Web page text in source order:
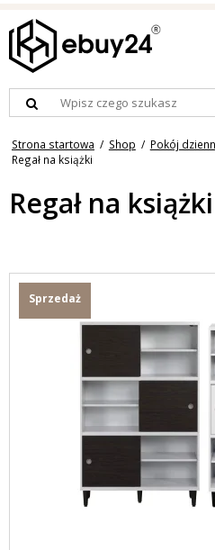
Strona startowa / Shop / Pokój
Regał na książki
Regał na książki
Sprzedaż